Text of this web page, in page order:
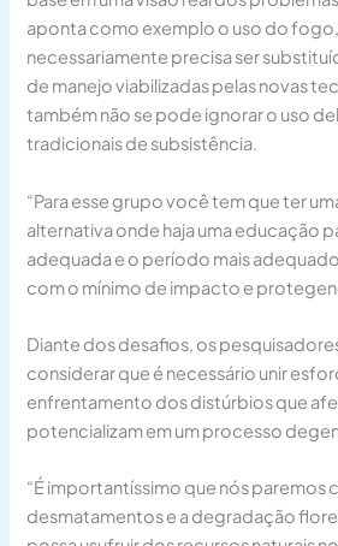
aponta como exemplo o uso do
necessariamente precisa ser
de manejo viabilizadas pelas novas
também não se pode ignorar o uso
tradicionais de subsistência.
“Para esse grupo você tem que ter
alternativa onde haja uma educação
adequada e o período mais
com o mínimo de impacto e
Diante dos desafios, os
considerar que é necessário unir
enfrentamento dos distúrbios que
potencializam em um processo
“É importantíssimo que nós paremos
desmatamentos e a degradação